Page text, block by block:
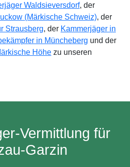
Waldsieversdorf, der
(Märkische Schweiz), der
Strausberg, der Kammerjäger in
in Müncheberg und der
Höhe zu unseren
Vermittlung für
Garzin